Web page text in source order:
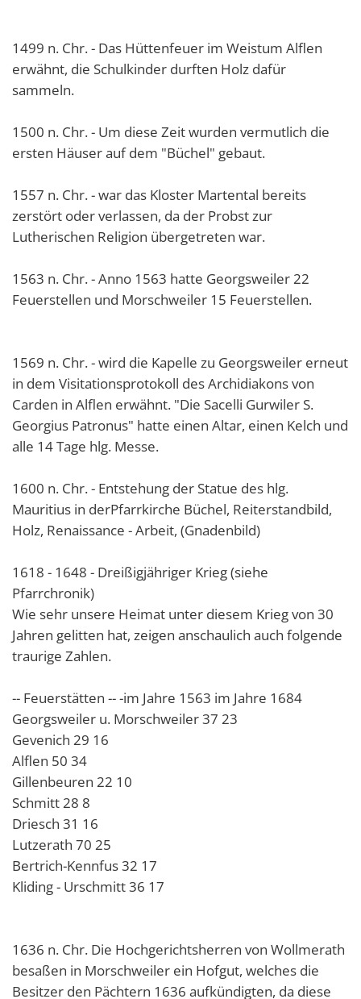
1499 n. Chr. - Das Hüttenfeuer im Weistum Alflen
erwähnt, die Schulkinder durften Holz dafür
sammeln.
1500 n. Chr. - Um diese Zeit wurden vermutlich die
ersten Häuser auf dem "Büchel" gebaut.
1557 n. Chr. - war das Kloster Martental bereits
zerstört oder verlassen, da der Probst zur
Lutherischen Religion übergetreten war.
1563 n. Chr. - Anno 1563 hatte Georgsweiler 22
Feuerstellen und Morschweiler 15 Feuerstellen.
1569 n. Chr. - wird die Kapelle zu Georgsweiler erneut
in dem Visitationsprotokoll des Archidiakons von
Carden in Alflen erwähnt. "Die Sacelli Gurwiler S.
Georgius Patronus" hatte einen Altar, einen Kelch und
alle 14 Tage hlg. Messe.
1600 n. Chr. - Entstehung der Statue des hlg.
Mauritius in derPfarrkirche Büchel, Reiterstandbild,
Holz, Renaissance - Arbeit, (Gnadenbild)
1618 - 1648 - Dreißigjähriger Krieg (siehe
Pfarrchronik)
Wie sehr unsere Heimat unter diesem Krieg von 30
Jahren gelitten hat, zeigen anschaulich auch folgende
traurige Zahlen.
-- Feuerstätten -- -im Jahre 1563 im Jahre 1684
Georgsweiler u. Morschweiler 37 23
Gevenich 29 16
Alflen 50 34
Gillenbeuren 22 10
Schmitt 28 8
Driesch 31 16
Lutzerath 70 25
Bertrich-Kennfus 32 17
Kliding - Urschmitt 36 17
1636 n. Chr. Die Hochgerichtsherren von Wollmerath
besaßen in Morschweiler ein Hofgut, welches die
Besitzer den Pächtern 1636 aufkündigten, da diese